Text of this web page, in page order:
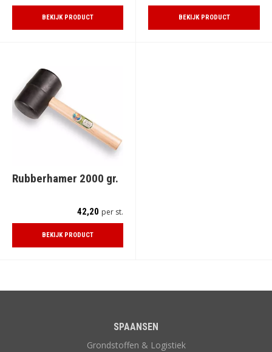
BEKIJK PRODUCT BEKIJK PRODUCT
Rubberhamer 2000 gr.
42,20 per st.
BEKIJK PRODUCT
SPAANSEN
Grondstoffen & Logistiek